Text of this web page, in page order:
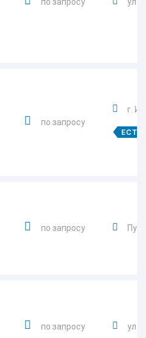
по запросу
г.
ЕСТЬ
по запросу
по запросу ул.